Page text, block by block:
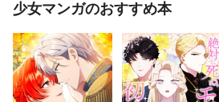
少女マンガのおすすめ本